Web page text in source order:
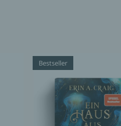
Bestseller